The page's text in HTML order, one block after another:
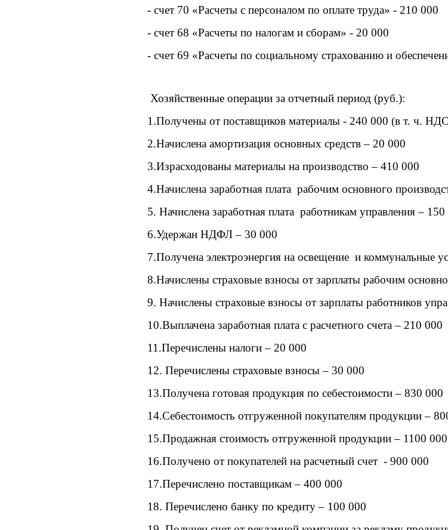
- счет 70 «Расчеты с персоналом по оплате труда» - 210 000
- счет 68 «Расчеты по налогам и сборам» - 20 000
- счет 69 «Расчеты по социальному страхованию и
Хозяйственные операции за отчетный период (руб.):
1.Получены от поставщиков материалы - 240 000 (в т. ч.
2.Начислена амортизация основных средств – 20 000
3.Израсходованы материалы на производство – 410 000
4.Начислена заработная плата рабочим основного
5. Начислена заработная плата работникам управления –
6.Удержан НДФЛ – 30 000
7.Получена электроэнергия на освещение и коммунальные
8.Начислены страховые взносы от зарплаты рабочим
9. Начислены страховые взносы от зарплаты работников
10.Выплачена заработная плата с расчетного счета – 210 000
11.Перечислены налоги – 20 000
12. Перечислены страховые взносы – 30 000
13.Получена готовая продукция по себестоимости – 830 000
14.Себестоимость отгруженной покупателям продукции –
15.Продажная стоимость отгруженной продукции – 1100
16.Получено от покупателей на расчетный счет - 900 000
17.Перечислено поставщикам – 400 000
18. Перечислено банку по кредиту – 100 000